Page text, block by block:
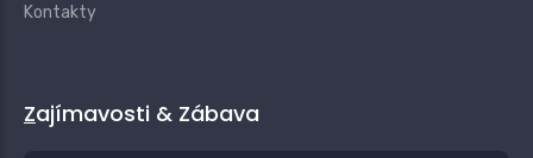
Kontakty
Zajímavosti & Zábava